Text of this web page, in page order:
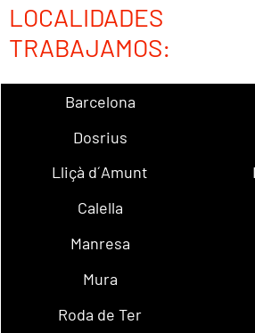
TRABAJAMOS:
Barcelona
Dosrius
Lliçà d´Amunt
Calella
Manresa
Mura
Roda de Ter